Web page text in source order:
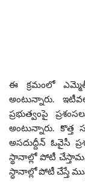
ఈ క్రమంలో
అంటున్నారు.
ప్రభుత్వంపై
అంటున్నారు.
అసదుద్దీన్ ఓవైసీ
స్థానాల్లో పోటీ
స్ధానాల్లో పోటీ చేస్తే